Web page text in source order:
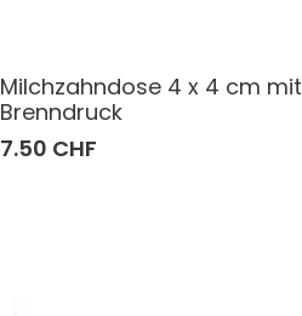
Milchzahndose 4 x 4 cm mit
Brenndruck
7.50 CHF